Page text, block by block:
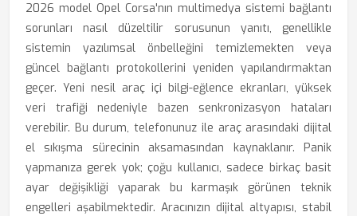
2026 model Opel Corsa'nın multimedya sistemi bağlantı
sorunları nasıl düzeltilir sorusunun yanıtı, genellikle
sistemin yazılımsal önbelleğini temizlemekten veya
güncel bağlantı protokollerini yeniden yapılandırmaktan
geçer. Yeni nesil araç içi bilgi-eğlence ekranları, yüksek
veri trafiği nedeniyle bazen senkronizasyon hataları
verebilir. Bu durum, telefonunuz ile araç arasındaki dijital
el sıkışma sürecinin aksamasından kaynaklanır. Panik
yapmanıza gerek yok; çoğu kullanıcı, sadece birkaç basit
ayar değişikliği yaparak bu karmaşık görünen teknik
engelleri aşabilmektedir. Aracınızın dijital altyapısı, stabil